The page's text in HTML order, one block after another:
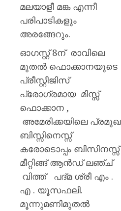
മലയാളീ മങ്ക എന്നീ
പരിപാടികളും
അരങ്ങേറും.
ഓഗസ്റ്റ് 8ന് രാവിലെ
മുതൽ ഫൊക്കാനയുടെ
പ്രീസ്റ്റീജിസ്
പ്രോഗ്രമായ മിസ്സ്
ഫൊക്കാന ,
അമേരിക്കയിലെ പ്രമുഖ
ബിസ്സിനെസ്സ്
കരോടൊപ്പം ബിസിനസ്സ്
മീറ്റിങ്ങ് ആൻഡ് ലഞ്ച്
വിത്ത് പദ്മ ശ്രീ എം .
എ . യൂസഫലി.
മൂന്നുമണിമുതൽ